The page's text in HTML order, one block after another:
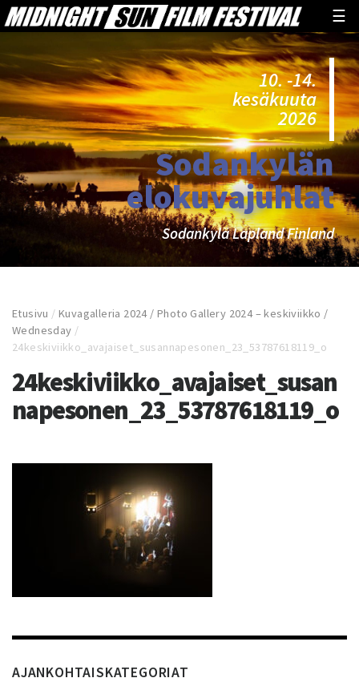
☰
10. -14.
kesäkuuta
2026
Sodankylän
elokuvajuhlat
Sodankylä Lapland Finland
Etusivu /Kuvagalleria 2024 / Photo Gallery 2024 – keskiviikko /
Wednesday /
24keskiviikko_avajaiset_susannapesonen_23_53787618119_o
24keskiviikko_avajaiset_susan
napesonen_23_53787618119_o
AJANKOHTAISKATEGORIAT